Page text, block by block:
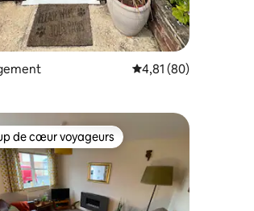
Évaluation moyenne
4,81 (80)
de cœur voyageurs les plus appréciés
de cœur voyageurs